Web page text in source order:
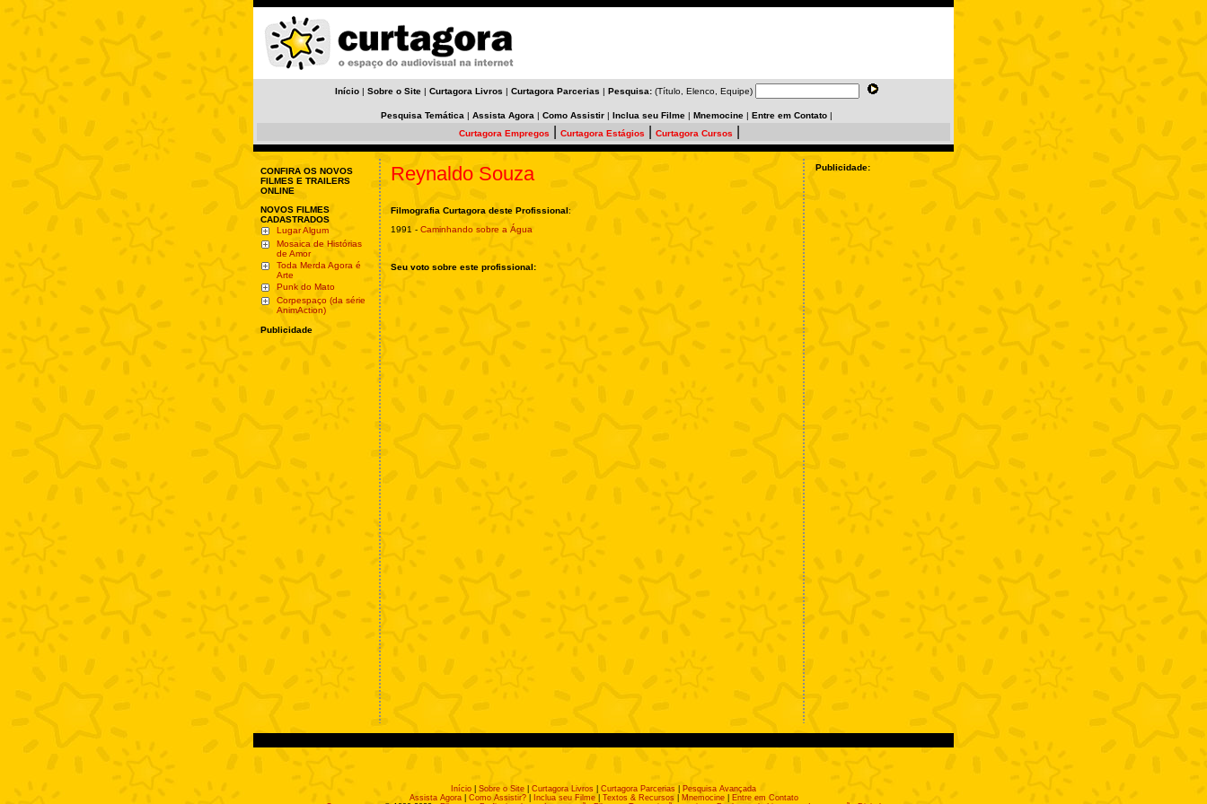
Início | Sobre o Site | Curtagora Livros | Curtagora Parcerias | Pesquisa: (Título, Elenco, Equipe)
Pesquisa Temática | Assista Agora | Como Assistir | Inclua seu Filme | Mnemocine | Entre em Contato |
Curtagora Empregos
Curtagora Estágios Curtagora Cursos
CONFIRA OS NOVOS
FILMES E TRAILERS
ONLINE
NOVOS FILMES
CADASTRADOS
Lugar Algum
Mosaica de Histórias
de Amor
Toda Merda Agora é
Arte
Punk do Mato
Corpespaço (da série
AnimAction)
Publicidade
Reynaldo Souza
Filmografia Curtagora deste Profissional:
1991 - Caminhando sobre a Água
Seu voto sobre este profissional:
Publicidade:
Início Sobre o Site Curtagora Livros Curtagora Parcerias
Pesquisa Avançada
Assista Agora| Como Assistir?| Inclua seu Filme| Textos & Recursos Mnemocine|
Entre em Contato